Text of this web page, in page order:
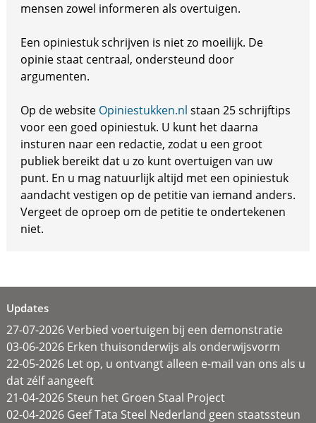
mensen zowel informeren als overtuigen.
Een opiniestuk schrijven is niet zo moeilijk. De
opinie staat centraal, ondersteund door
argumenten.
Op de website Opiniestukken.nl staan 25 schrijftips
voor een goed opiniestuk. U kunt het daarna
insturen naar een redactie, zodat u een groot
publiek bereikt dat u zo kunt overtuigen van uw
punt. En u mag natuurlijk altijd met een opiniestuk
aandacht vestigen op de petitie van iemand anders.
Vergeet de oproep om de petitie te ondertekenen
niet.
Updates
27-07-2026 Verbied voertuigen bij een demonstratie
03-06-2026 Erken thuisonderwijs als onderwijsvorm
22-05-2026 Let op, u ontvangt alleen e-mail van ons als u
dat zélf aangeeft
21-04-2026 Steun het Groen Staal Project
02-04-2026 Geef Tata Steel Nederland geen staatssteun